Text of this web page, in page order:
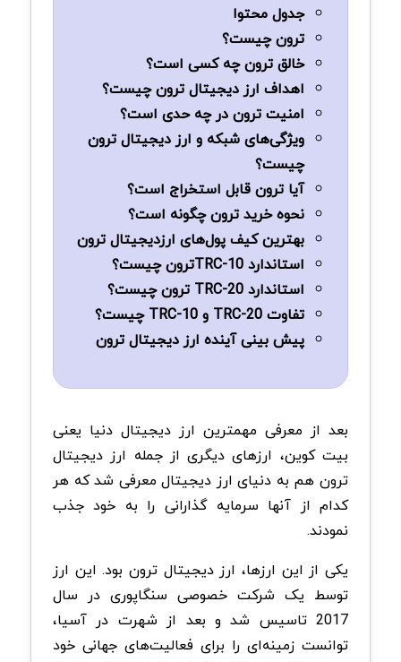
جدول محتوا
ترون چیست؟
خالق ترون چه کسی است؟
اهداف ارز دیجیتال ترون چیست؟
امنیت ترون در چه حدی است؟
ویژگی‌های شبکه و ارز دیجیتال ترون
چیست؟
آیا ترون قابل استخراج است؟
نحوه خرید ترون چگونه است؟
بهترین کیف پول‌های ارزدیجیتال ترون
استاندارد TRC-10ترون چیست؟
استاندارد TRC-20 ترون چیست؟
تفاوت TRC-20 و TRC-10 چیست؟
پیش بینی آینده ارز دیجیتال ترون
بعد از معرفی مهمترین ارز دیجیتال دنیا یعنی
بیت کوین، ارزهای دیگری از جمله ارز دیجیتال
ترون هم به دنیای ارز دیجیتال معرفی شد که هر
کدام از آنها سرمایه گذارانی را به خود جذب
نمودند.
یکی از این ارزها، ارز دیجیتال ترون بود. این ارز
توسط یک شرکت خصوصی سنگاپوری در سال
2017 تاسیس شد و بعد از شهرت در آسیا،
توانست زمینه‌ای را برای فعالیت‌های جهانی خود